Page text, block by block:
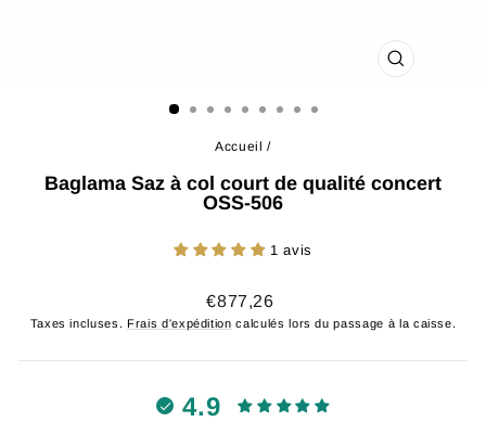
FERMER
Accueil /
Baglama Saz à col court de qualité concert
OSS-506
1 avis
Prix
régulier
€877,26
Taxes incluses. Frais d'expédition calculés lors du passage à la caisse.
4.9